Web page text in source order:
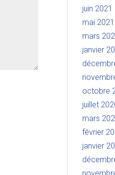
juin 2021
mai 2021
mars
janvier
octobre
juillet
mars
février
janvier